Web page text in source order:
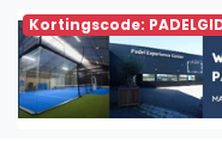
Kortingscode:
De Padel
Alle padel locaties
Padelwinkels